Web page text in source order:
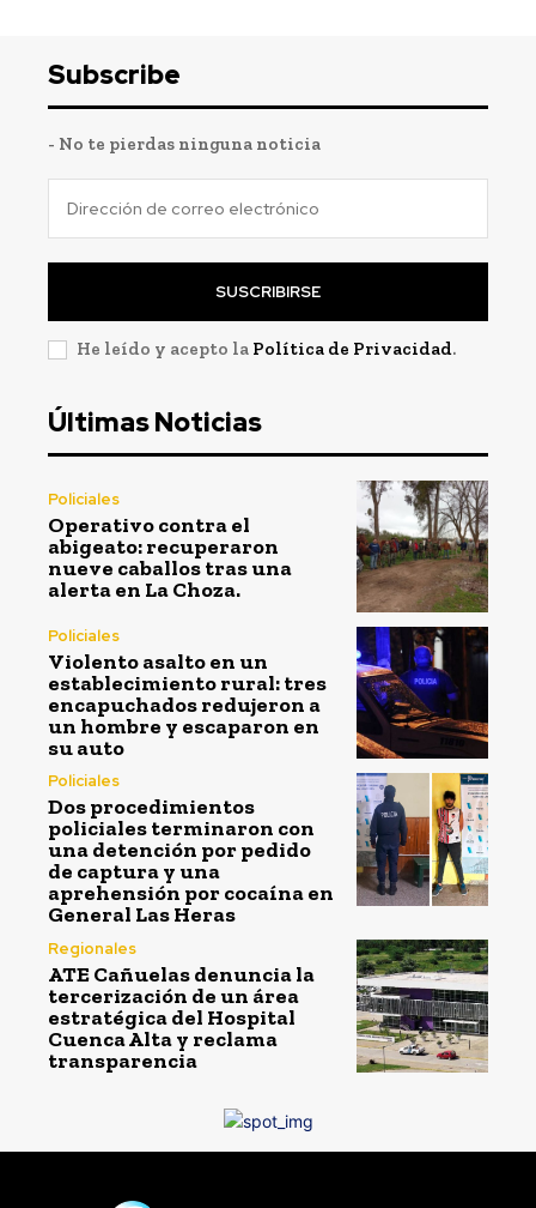
Subscribe
- No te pierdas ninguna noticia
SUSCRIBIRSE
He leído y acepto la Política de Privacidad.
Últimas Noticias
Policiales
Operativo contra el
abigeato: recuperaron
nueve caballos tras una
alerta en La Choza.
Policiales
Violento asalto en un
establecimiento rural: tres
encapuchados redujeron a
un hombre y escaparon en
su auto
Policiales
Dos procedimientos
policiales terminaron con
una detención por pedido
de captura y una
aprehensión por cocaína en
General Las Heras
Regionales
ATE Cañuelas denuncia la
tercerización de un área
estratégica del Hospital
Cuenca Alta y reclama
transparencia